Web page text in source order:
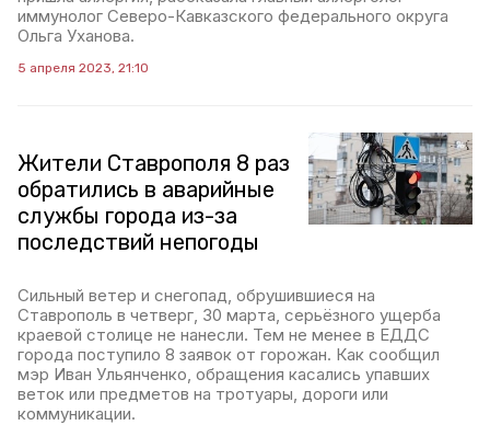
иммунолог Северо-Кавказского федерального округа
Ольга Уханова.
5 апреля 2023, 21:10
Жители Ставрополя 8 раз
обратились в аварийные
службы города из-за
последствий непогоды
Сильный ветер и снегопад, обрушившиеся на
Ставрополь в четверг, 30 марта, серьёзного ущерба
краевой столице не нанесли. Тем не менее в ЕДДС
города поступило 8 заявок от горожан. Как сообщил
мэр Иван Ульянченко, обращения касались упавших
веток или предметов на тротуары, дороги или
коммуникации.